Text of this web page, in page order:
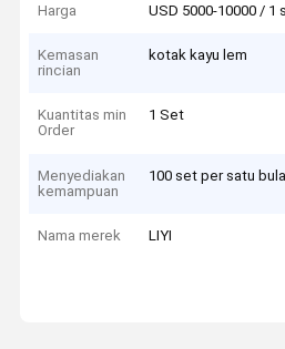
Harga USD 5000-10000 / 1
Kemasan
rincian
kotak kayu lem
Kuantitas min
Order
1 Set
Menyediakan
kemampuan
100 set per satu
Nama merek LIYI